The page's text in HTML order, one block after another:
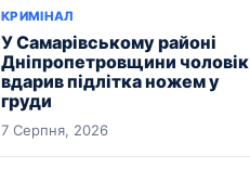
КРИМІНАЛ
У Самарівському районі
Дніпропетровщини чоловік
вдарив підлітка ножем у
груди
7 Серпня, 2026